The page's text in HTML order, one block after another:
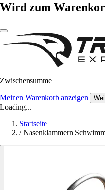
Wird zum
Zwischensumme
Meinen Warenkorb anzeigen
Loading...
Startseite
/ Nasenklammern